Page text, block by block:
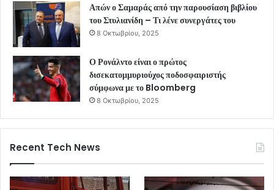
Απών ο Σαμαράς από την παρουσίαση βιβλίου
του Στυλιανίδη – Τι λένε συνεργάτες του
8 Οκτωβρίου, 2025
Ο Ρονάλντο είναι ο πρώτος
δισεκατομμυριούχος ποδοσφαιριστής
σύμφωνα με το Bloomberg
8 Οκτωβρίου, 2025
Recent Tech News